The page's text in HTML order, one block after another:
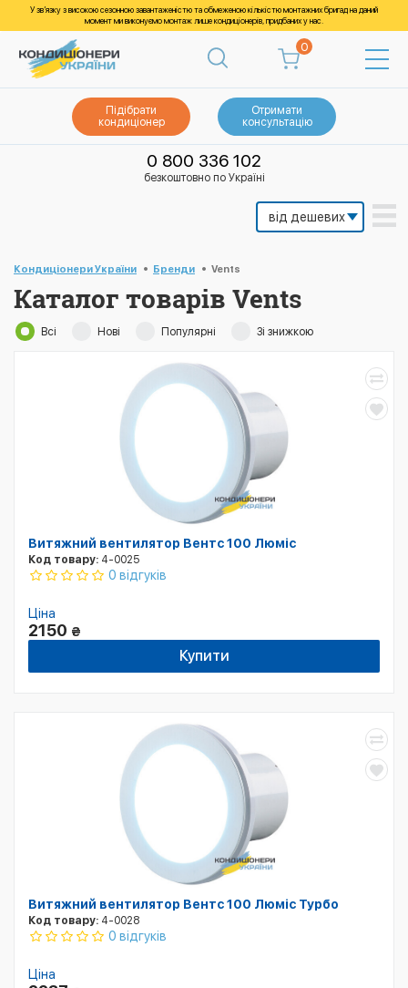
У зв’язку з високою сезонною завантаженістю та обмеженою кількістю монтажних бригад на даний
момент ми виконуємо монтаж лише кондиціонерів, придбаних у нас.
0
Підібрати
кондиціонер
Отримати
консультацію
0 800 336 102
безкоштовно по Україні
Кондиціонери України Бренди Vents
Каталог товарів Vents
Всі Нові Популярні Зі знижкою
Витяжний вентилятор Вентс 100 Люміс
Код товару: 4-0025
0 відгуків
Ціна
2150 ₴
Купити
Витяжний вентилятор Вентс 100 Люміс Турбо
Код товару: 4-0028
0 відгуків
Ціна